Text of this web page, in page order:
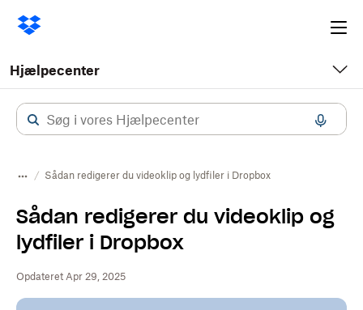
Hjælpecenter
Sådan redigerer du videoklip og lydfiler i Dropbox
Sådan redigerer du videoklip og
lydfiler i Dropbox
Opdateret Apr 29, 2025